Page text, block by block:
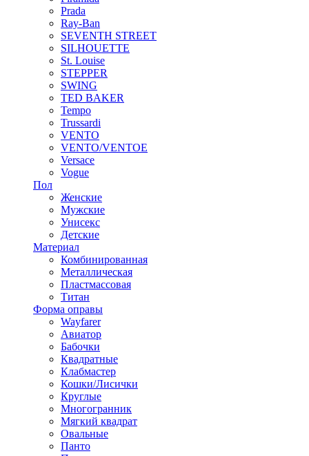
Prada
Ray-Ban
SEVENTH STREET
SILHOUETTE
St. Louise
STEPPER
SWING
TED BAKER
Tempo
Trussardi
VENTO
VENTO/VENTOE
Versace
Vogue
Пол
Женские
Мужские
Унисекс
Детские
Материал
Комбинированная
Металлическая
Пластмассовая
Титан
Форма оправы
Wayfarer
Авиатор
Бабочки
Квадратные
Клабмастер
Кошки/Лисички
Круглые
Многогранник
Мягкий квадрат
Овальные
Панто